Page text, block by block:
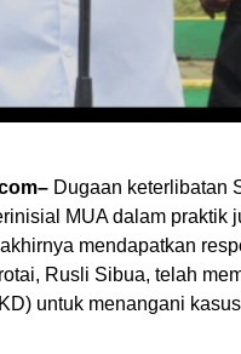
Dugaan keterlibatan
MUA dalam praktik
mendapatkan
Rusli Sibua, telah
untuk menangani